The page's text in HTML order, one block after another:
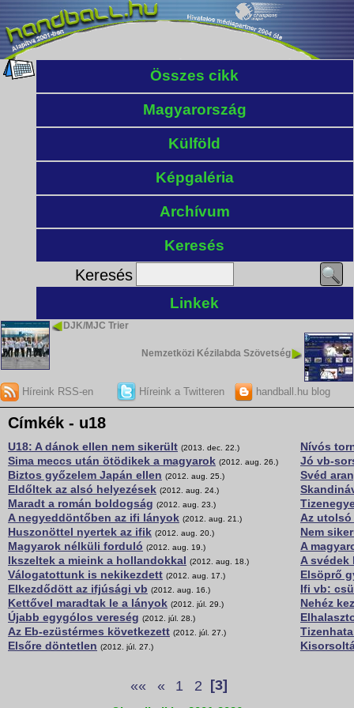
Összes cikk
Magyarország
Külföld
Képgaléria
Archívum
Keresés
Keresés
Linkek
DJK/MJC Trier
Nemzetközi Kézilabda Szövetség
Híreink RSS-en Híreink a Twitteren handball.hu blog
Címkék - u18
U18: A dánok ellen nem sikerült (2013. dec. 22.)
Sima meccs után ötödikek a magyarok (2012. aug. 26.)
Biztos győzelem Japán ellen (2012. aug. 25.)
Eldőltek az alsó helyezések (2012. aug. 24.)
Maradt a román boldogság (2012. aug. 23.)
A negyeddöntőben az ifi lányok (2012. aug. 21.)
Huszonöttel nyertek az ifik (2012. aug. 20.)
Magyarok nélküli forduló (2012. aug. 19.)
Ikszeltek a mieink a hollandokkal (2012. aug. 18.)
Válogatottunk is nekikezdett (2012. aug. 17.)
Elkezdődött az ifjúsági vb (2012. aug. 16.)
Kettővel maradtak le a lányok (2012. júl. 29.)
Újabb egygólos vereség (2012. júl. 28.)
Az Eb-ezüstérmes következett (2012. júl. 27.)
Elsőre döntetlen (2012. júl. 27.)
Nívós
Jó vb-
Svéd
Az
Nem
A
A
Elsöprő
Ifi vb:
Nehéz
«« « 1 2 [3]